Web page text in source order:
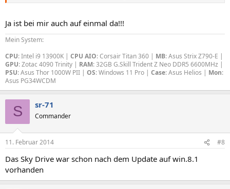
Ja ist bei mir auch auf einmal da!!!
Mein System:
CPU: Intel i9 13900K | CPU AIO: Corsair Titan 360 | MB: Asus Strix Z790-E |
GPU: Zotac 4090 Trinity | RAM: 32GB G.Skill Trident Z Neo DDR5 6600MHz |
PSU: Asus Thor 1000W PII | OS: Windows 11 Pro | Case: Asus Helios | Mon:
Asus PG34WCDM
S sr-71
Commander
11. Februar 2014 #8
Das Sky Drive war schon nach dem Update auf win.8.1
vorhanden